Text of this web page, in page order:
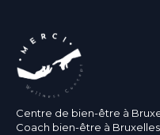
Centre de bien-être à
Coach bien-être à Bruxelles